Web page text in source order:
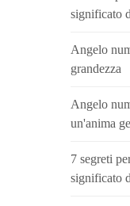
significato
Angelo
grandezza
Angelo
un'anima
7 segreti
significato